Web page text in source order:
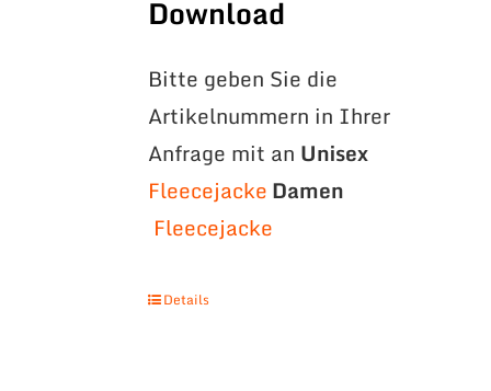
Download
Bitte geben Sie die
Artikelnummern in Ihrer
Anfrage mit an Unisex
FleecejackeDamen
Fleecejacke
Details